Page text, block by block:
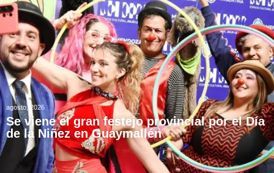
agosto, 2026
Se viene el gran festejo provincial por el Día
de la Niñez en Guaymallén